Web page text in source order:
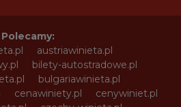
Polecamy:
austriawinieta.pl
bilety-autostradowe.pl
bulgariawinieta.pl
cenawiniety.pl
cenywiniet.pl